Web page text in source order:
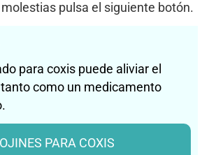
pulsa el siguiente botón.
para coxis puede aliviar el
como un medicamento
PARA COXIS